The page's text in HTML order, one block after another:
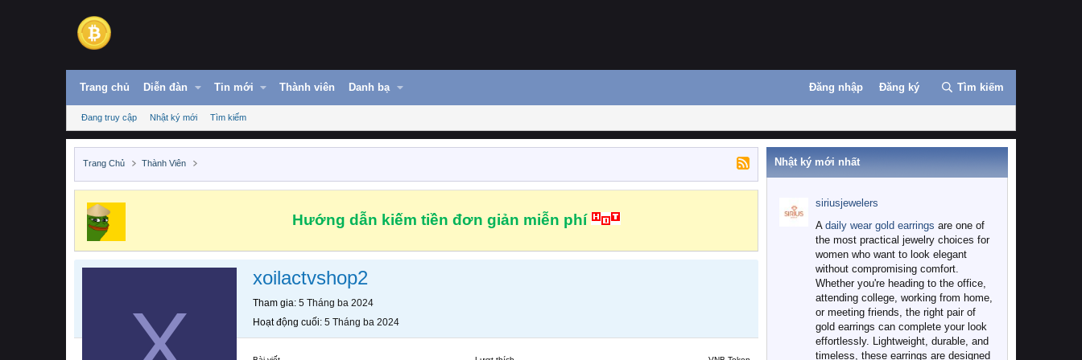
Trang chủ Diễn đàn Tin mới Thành viên Danh bạ Đăng nhập Đăng ký Tìm kiếm
Đang truy cập Nhật ký mới Tìm kiếm
Trang Chủ Thành Viên
Hướng dẫn kiếm tiền đơn giản miễn phí
xoilactvshop2
Tham gia 5 Tháng ba 2024
Hoạt động cuối 5 Tháng ba 2024
Nhật ký mới nhất
siriusjewelers
A daily wear gold earrings are one of
the most practical jewelry choices for
women who want to look elegant
without compromising comfort.
Whether you're heading to the office,
attending college, working from home,
or meeting friends, the right pair of
gold earrings can complete your look
effortlessly. Lightweight, durable, and
timeless, these earrings are designed